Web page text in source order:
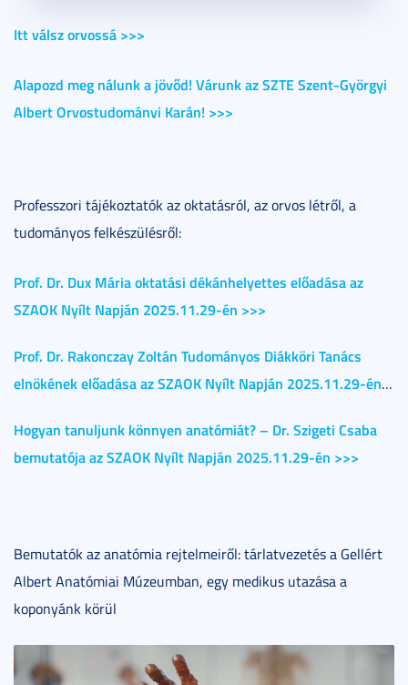
Itt válsz orvossá >>>
Alapozd meg nálunk a jövőd! Várunk az SZTE Szent-Györgyi
Albert Orvostudományi Karán! >>>
Professzori tájékoztatók az oktatásról, az orvos létről, a
tudományos felkészülésről:
Prof. Dr. Dux Mária oktatási dékánhelyettes előadása az
SZAOK Nyílt Napján 2025.11.29-én >>>
Prof. Dr. Rakonczay Zoltán Tudományos Diákköri Tanács
elnökének előadása az SZAOK Nyílt Napján 2025.11.29-én
Hogyan tanuljunk könnyen anatómiát? – Dr. Szigeti Csaba
bemutatója az SZAOK Nyílt Napján 2025.11.29-én >>>
Bemutatók az anatómia rejtelmeiről: tárlatvezetés a Gellért
Albert Anatómiai Múzeumban, egy medikus utazása a
koponyánk körül